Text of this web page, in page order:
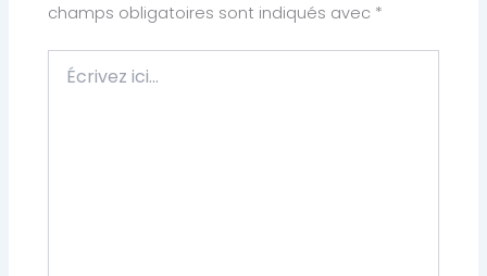
champs obligatoires sont indiqués avec *
ici…